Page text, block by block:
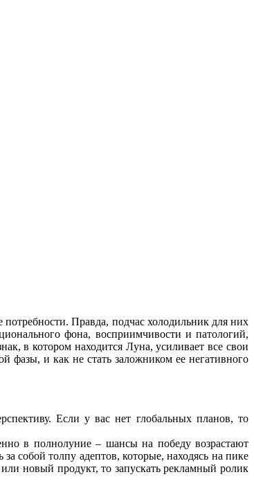
потребности. Правда, подчас холодильник для них
фона, восприимчивости и патологий,
в котором находится Луна, усиливает все свои
фазы, и как не стать заложником ее негативного
Если у вас нет глобальных планов, то
в полнолуние – шансы на победу возрастают
собой толпу адептов, которые, находясь на пике
новый продукт, то запускать рекламный ролик